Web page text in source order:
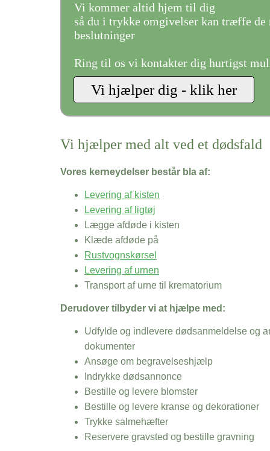
Vi kommer altid hjem til dig
så du i trykke omgivelser kan træffe de
beslutninger
Ring til os vi kontakter dig hurtigst
Vi hjælper med alt ved et dødsfald
Vores kerneydelser består bla af:
Levering af kisten
Levering af ligtøj
Lægge afdøde i kisten
Klæde afdøde på
Rustvognskørsel
Levering af urnen
Transport af urne til krematorium
Derudover tilbyder vi at hjælpe med:
Udfylde og indlevere dødsanmeldelse og
dokumenter
Ansøge om begravelseshjælp
Indrykke dødsannonce
Bestille og levere blomster
Bestille og levere kranse og dekorationer
Trykke salmehæfter
Reservere gravsted og bestille gravning